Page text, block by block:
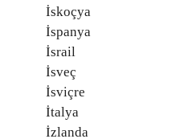
İskoçya
İspanya
İsrail
İsveç
İsviçre
İtalya
İzlanda